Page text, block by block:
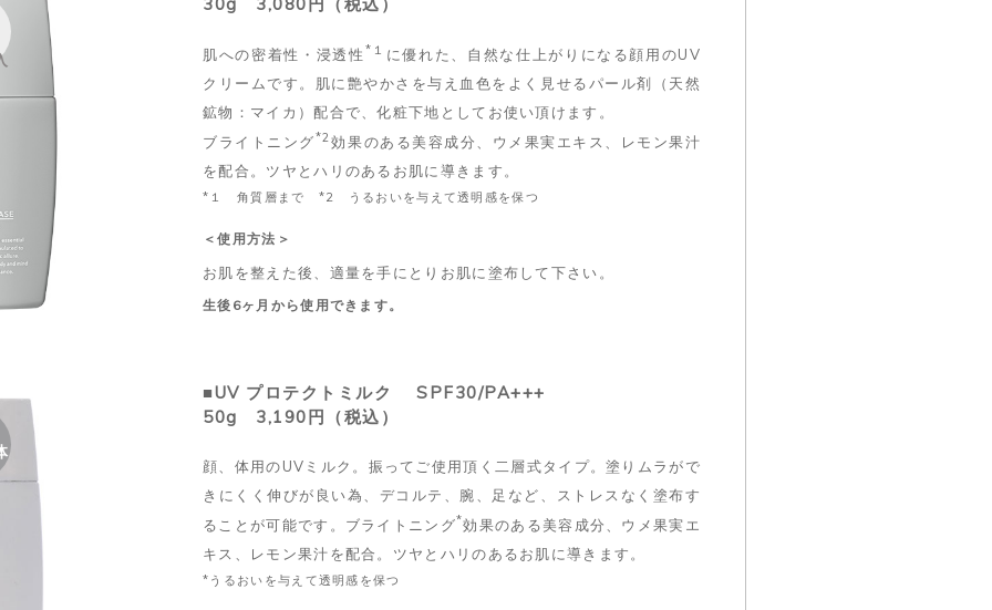
肌への密着性・浸透性 *１ に優れた、自然な仕上がりになる顔用のUV
クリームです。肌に艶やかさを与え血色をよく見せるパール剤（天然
鉱物：マイカ）配合で、化粧下地としてお使い頂けます。
ブライトニング*2効果のある美容成分、ウメ果実エキス、レモン果汁
を配合。ツヤとハリのあるお肌に導きます。
*１ 角質層まで *2 うるおいを与えて透明感を保つ
＜使用方法＞
お肌を整えた後、適量を手にとりお肌に塗布して下さい。
生後6ヶ月から使用できます。
■UV プロテクトミルク SPF30/PA+++
50g 3,190円（税込）
顔、体用のUVミルク。振ってご使用頂く二層式タイプ。塗りムラがで
きにくく伸びが良い為、デコルテ、腕、足など、ストレスなく塗布す
ることが可能です。ブライトニング*効果のある美容成分、ウメ果実エ
キス、レモン果汁を配合。ツヤとハリのあるお肌に導きます。
*うるおいを与えて透明感を保つ